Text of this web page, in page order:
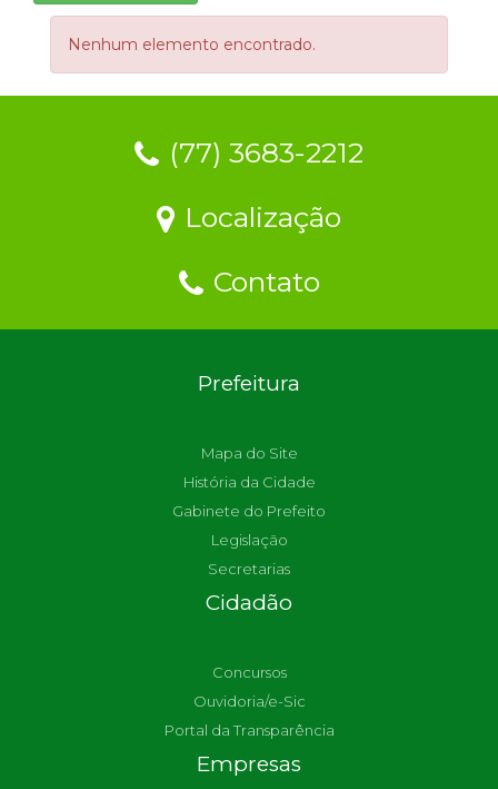
Nenhum elemento encontrado.
(77) 3683-2212
Localização
Contato
Prefeitura
Mapa do Site
História da Cidade
Gabinete do Prefeito
Legislação
Secretarias
Cidadão
Concursos
Ouvidoria/e-Sic
Portal da Transparência
Empresas